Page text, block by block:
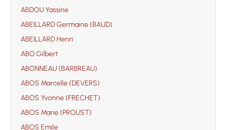
ABDOU Yassine
ABEILLARD Germaine (BAUD)
ABEILLARD Henri
ABO Gilbert
ABONNEAU (BARBREAU)
ABOS Marcelle (DEVERS)
ABOS Yvonne (FRECHET)
ABOS Marie (PROUST)
ABOS Emile